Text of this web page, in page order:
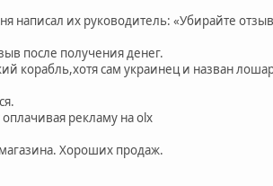
написал их руководитель: «Убирайте
после получения денег.
корабль,хотя сам украинец и назван
рекламу на olx
Хороших продаж.